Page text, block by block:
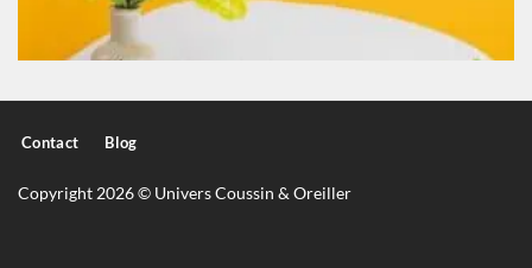
Contact Blog
Copyright 2026 © Univers Coussin & Oreiller